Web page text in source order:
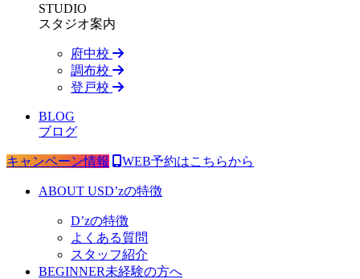
STUDIO
スタジオ案内
府中校
調布校
登戸校
BLOG
ブログ
キャンペーン情報 WEB予約はこちらから
ABOUT USD’zの特徴
D’zの特徴
よくある質問
スタッフ紹介
BEGINNER未経験の方へ